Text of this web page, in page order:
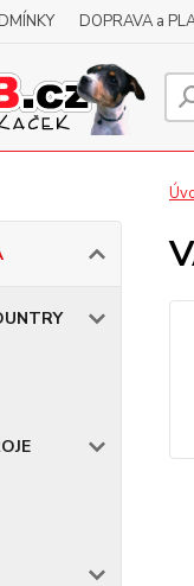
DOPRAVA a